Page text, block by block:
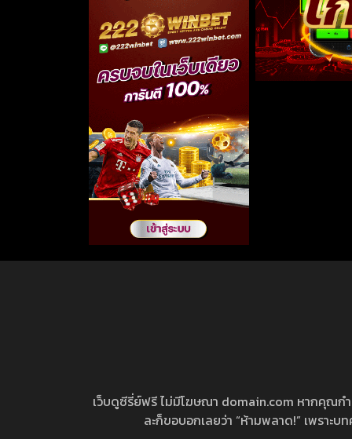
เว็บดูซีรี่ย์ฟรี ไม่มีโฆษณา domain.com หากคุณก
ละก็ขอบอกเลยว่า “ห้ามพลาด!” เพราะ